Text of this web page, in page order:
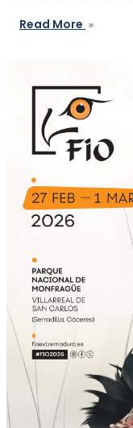
Read More